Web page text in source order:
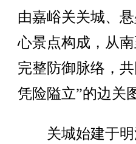
由嘉峪关关城、
心景点构成，从
完整防御脉络，
凭险隘立”的边关
关城始建于明